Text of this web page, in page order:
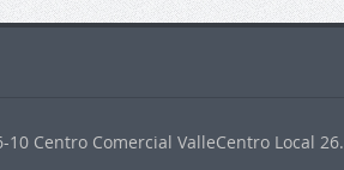
Centro Comercial ValleCentro Local 26.